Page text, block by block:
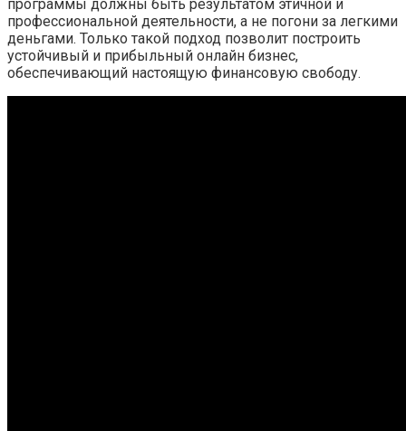
программы должны быть результатом этичной и
профессиональной деятельности, а не погони за легкими
деньгами. Только такой подход позволит построить
устойчивый и прибыльный онлайн бизнес,
обеспечивающий настоящую финансовую свободу.